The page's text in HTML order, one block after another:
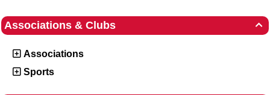

Associations & Clubs
Associations
Sports